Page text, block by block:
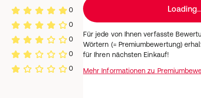
0
0
0
0
0
Für jede von Ihnen verfasste
Wörtern (= Premiumbewertung)
für Ihren nächsten Einkauf!
Mehr Informationen zu